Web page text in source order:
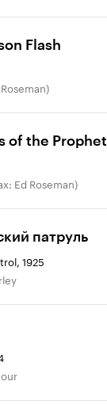
Flash
Roseman)
of the Prophet
Ed Roseman)
патруль
1925